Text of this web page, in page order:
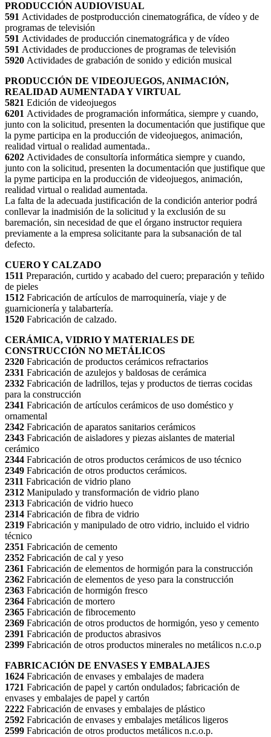
PRODUCCIÓN AUDIOVISUAL
591 Actividades de postproducción cinematográfica, de vídeo y de
programas de televisión
591 Actividades de producción cinematográfica y de vídeo
591 Actividades de producciones de programas de televisión
5920 Actividades de grabación de sonido y edición musical
PRODUCCIÓN DE VIDEOJUEGOS, ANIMACIÓN,
REALIDAD AUMENTADA Y VIRTUAL
5821 Edición de videojuegos
6201 Actividades de programación informática, siempre y cuando,
junto con la solicitud, presenten la documentación que justifique que
la pyme participa en la producción de videojuegos, animación,
realidad virtual o realidad aumentada..
6202 Actividades de consultoría informática siempre y cuando,
junto con la solicitud, presenten la documentación que justifique que
la pyme participa en la producción de videojuegos, animación,
realidad virtual o realidad aumentada.
La falta de la adecuada justificación de la condición anterior podrá
conllevar la inadmisión de la solicitud y la exclusión de su
baremación, sin necesidad de que el órgano instructor requiera
previamente a la empresa solicitante para la subsanación de tal
defecto.
CUERO Y CALZADO
1511 Preparación, curtido y acabado del cuero; preparación y teñido
de pieles
1512 Fabricación de artículos de marroquinería, viaje y de
guarnicionería y talabartería.
1520 Fabricación de calzado.
CERÁMICA, VIDRIO Y MATERIALES DE
CONSTRUCCIÓN NO METÁLICOS
2320 Fabricación de productos cerámicos refractarios
2331 Fabricación de azulejos y baldosas de cerámica
2332 Fabricación de ladrillos, tejas y productos de tierras cocidas
para la construcción
2341 Fabricación de artículos cerámicos de uso doméstico y
ornamental
2342 Fabricación de aparatos sanitarios cerámicos
2343 Fabricación de aisladores y piezas aislantes de material
cerámico
2344 Fabricación de otros productos cerámicos de uso técnico
2349 Fabricación de otros productos cerámicos.
2311 Fabricación de vidrio plano
2312 Manipulado y transformación de vidrio plano
2313 Fabricación de vidrio hueco
2314 Fabricación de fibra de vidrio
2319 Fabricación y manipulado de otro vidrio, incluido el vidrio
técnico
2351 Fabricación de cemento
2352 Fabricación de cal y yeso
2361 Fabricación de elementos de hormigón para la construcción
2362 Fabricación de elementos de yeso para la construcción
2363 Fabricación de hormigón fresco
2364 Fabricación de mortero
2365 Fabricación de fibrocemento
2369 Fabricación de otros productos de hormigón, yeso y cemento
2391 Fabricación de productos abrasivos
2399 Fabricación de otros productos minerales no metálicos n.c.o.p
FABRICACIÓN DE ENVASES Y EMBALAJES
1624 Fabricación de envases y embalajes de madera
1721 Fabricación de papel y cartón ondulados; fabricación de
envases y embalajes de papel y cartón
2222 Fabricación de envases y embalajes de plástico
2592 Fabricación de envases y embalajes metálicos ligeros
2599 Fabricación de otros productos metálicos n.c.o.p.